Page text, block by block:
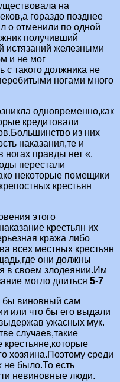
на
гораздо позднее
о отменили по одной
получивший
истязаний железными
и не мог
с такого должника не
ногами много
одновременно,как
кредитовали
из них
наказания,те и
ногах правды нет «.
перестали
некоторые помещики
крестьян
этого
крестьян их
кража либо
всех местных крестьян
они должны
в своем злодеянии.Им
могло длиться 5-7
бы виновный сам
или что бы его выдали
ужасных мук.
случаев,такие
крестьяне,которые
хозяина.Поэтому среди
было.То есть
невиновные люди.